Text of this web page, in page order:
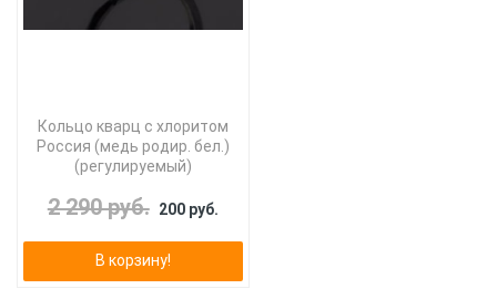
Кольцо кварц с хлоритом
Россия (медь родир. бел.)
(регулируемый)
2 290 руб. 200 руб.
В корзину!